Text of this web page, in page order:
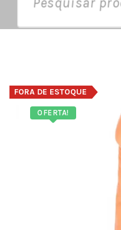
OFERTA!
FORA DE ESTOQUE